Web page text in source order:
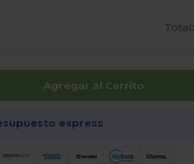
Total:
Agregar al Carrito
express